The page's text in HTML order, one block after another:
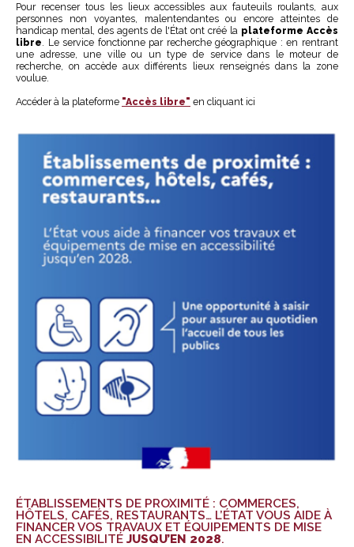
Pour recenser tous les lieux accessibles aux fauteuils roulants, aux
personnes non voyantes, malentendantes ou encore atteintes de
handicap mental, des agents de l'État ont créé la plateforme Accès
libre. Le service fonctionne par recherche géographique : en rentrant
une adresse, une ville ou un type de service dans le moteur de
recherche, on accède aux différents lieux renseignés dans la zone
voulue.
Accéder à la plateforme "Accès libre" en cliquant ici
ÉTABLISSEMENTS DE PROXIMITÉ : COMMERCES,
HÔTELS, CAFÉS, RESTAURANTS… L’ÉTAT VOUS AIDE À
FINANCER VOS TRAVAUX ET ÉQUIPEMENTS DE MISE
EN ACCESSIBILITÉ JUSQU’EN 2028.